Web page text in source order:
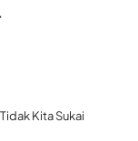
Kita Sukai